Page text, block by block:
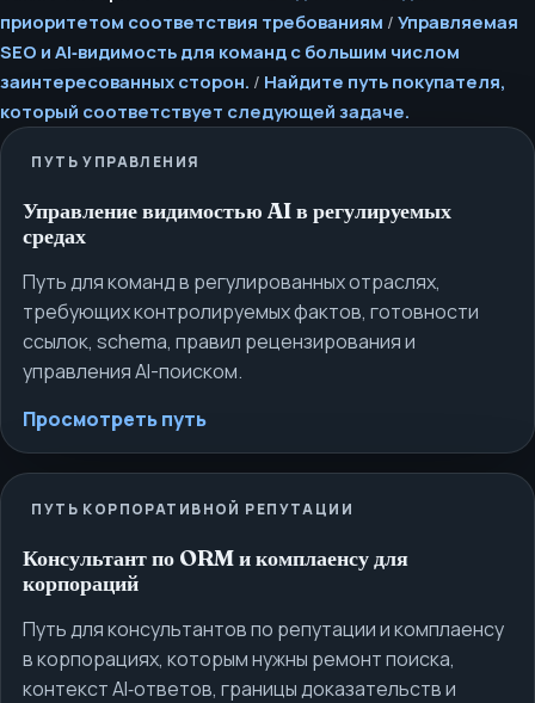
приоритетом соответствия требованиям / Управляемая
SEO и AI‑видимость для команд с большим числом
заинтересованных сторон. / Найдите путь покупателя,
который соответствует следующей задаче.
ПУТЬ УПРАВЛЕНИЯ
Управление видимостью AI в регулируемых
средах
Путь для команд в регулированных отраслях,
требующих контролируемых фактов, готовности
ссылок, schema, правил рецензирования и
управления AI-поиском.
Просмотреть путь
ПУТЬ КОРПОРАТИВНОЙ РЕПУТАЦИИ
Консультант по ORM и комплаенсу для
корпораций
Путь для консультантов по репутации и комплаенсу
в корпорациях, которым нужны ремонт поиска,
контекст AI‑ответов, границы доказательств и